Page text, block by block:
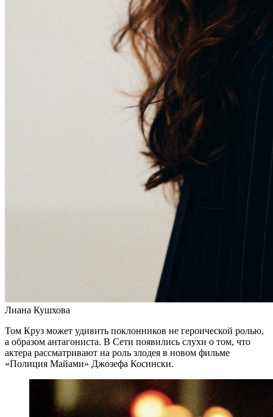
Лиана Кушхова
Том Круз может удивить поклонников не героической ролью,
а образом антагониста. В Сети появились слухи о том, что
актера рассматривают на роль злодея в новом фильме
«Полиция Майами» Джозефа Косински.